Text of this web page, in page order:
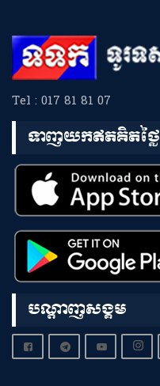
Tel : 017 81 81 07
ទាញយកឥតគិតថ្លៃ
បណ្តាញសង្គម